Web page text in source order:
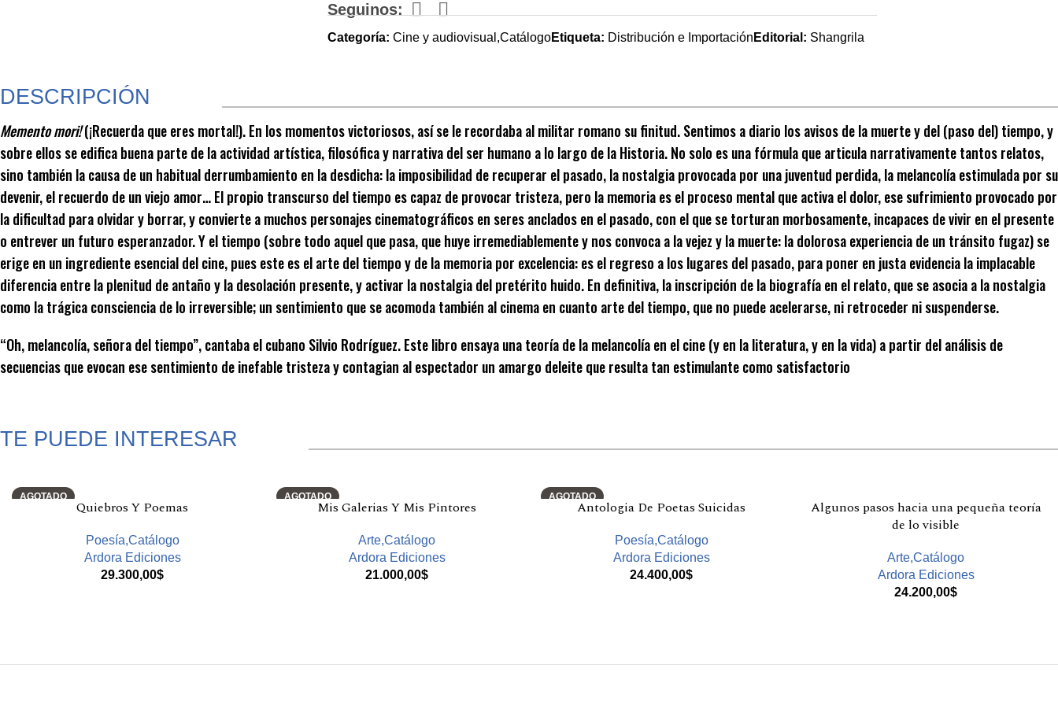
Seguinos:
Categoría: Cine y audiovisual,CatálogoEtiqueta: Distribución e Importación Editorial: Shangrila
DESCRIPCIÓN
Memento mori!(¡Recuerda que eres mortal!). En los momentos victoriosos, así se le recordaba al militar romano su finitud. Sentimos a diario los avisos de la muerte y del (paso del) tiempo, y
sobre ellos se edifica buena parte de la actividad artística, filosófica y narrativa del ser humano a lo largo de la Historia. No solo es una fórmula que articula narrativamente tantos relatos,
sino también la causa de un habitual derrumbamiento en la desdicha: la imposibilidad de recuperar el pasado, la nostalgia provocada por una juventud perdida, la melancolía estimulada por su
devenir, el recuerdo de un viejo amor… El propio transcurso del tiempo es capaz de provocar tristeza, pero la memoria es el proceso mental que activa el dolor, ese sufrimiento provocado por
la dificultad para olvidar y borrar, y convierte a muchos personajes cinematográficos en seres anclados en el pasado, con el que se torturan morbosamente, incapaces de vivir en el presente
o entrever un futuro esperanzador. Y el tiempo (sobre todo aquel que pasa, que huye irremediablemente y nos convoca a la vejez y la muerte: la dolorosa experiencia de un tránsito fugaz) se
erige en un ingrediente esencial del cine, pues este es el arte del tiempo y de la memoria por excelencia: es el regreso a los lugares del pasado, para poner en justa evidencia la implacable
diferencia entre la plenitud de antaño y la desolación presente, y activar la nostalgia del pretérito huido. En definitiva, la inscripción de la biografía en el relato, que se asocia a la nostalgia
como la trágica consciencia de lo irreversible; un sentimiento que se acomoda también al cinema en cuanto arte del tiempo, que no puede acelerarse, ni retroceder ni suspenderse.
“Oh, melancolía, señora del tiempo”, cantaba el cubano Silvio Rodríguez. Este libro ensaya una teoría de la melancolía en el cine (y en la literatura, y en la vida) a partir del análisis de
secuencias que evocan ese sentimiento de inefable tristeza y contagian al espectador un amargo deleite que resulta tan estimulante como satisfactorio
TE PUEDE INTERESAR
AGOTADO
Quiebros Y Poemas
Poesía,Catálogo
Ardora Ediciones
29.300,00$
AGOTADO
Mis Galerias Y Mis Pintores
Arte,Catálogo
Ardora Ediciones
21.000,00$
AGOTADO
Antologia De Poetas Suicidas
Poesía,Catálogo
Ardora Ediciones
24.400,00$
Algunos pasos hacia una pequeña teoría
de lo visible
Arte,Catálogo
Ardora Ediciones
24.200,00$